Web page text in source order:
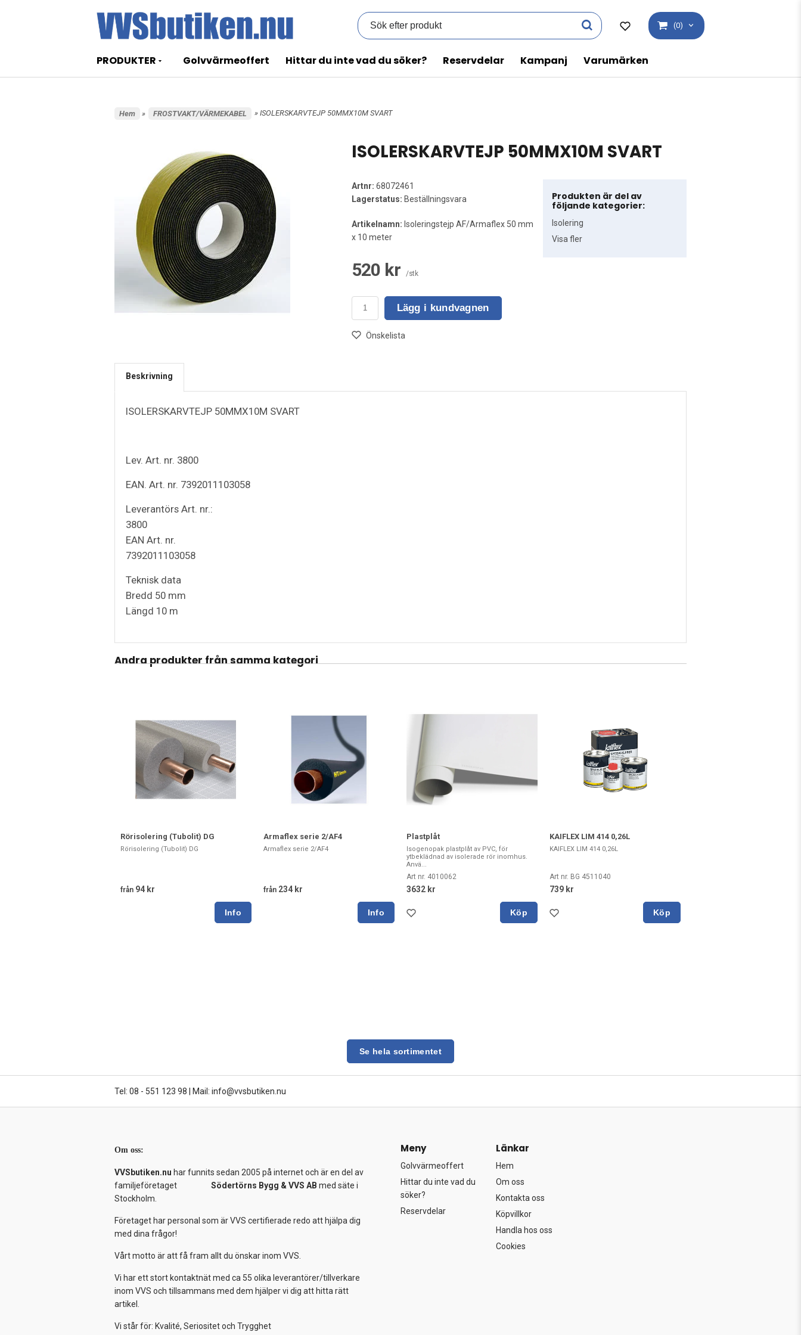
(0)
PRODUKTER Golvvärmeoffert Hittar du inte vad du söker? Reservdelar Kampanj Varumärken
Hem » FROSTVAKT/VÄRMEKABEL » ISOLERSKARVTEJP 50MMX10M SVART
ISOLERSKARVTEJP 50MMX10M SVART
Artnr: 68072461
Lagerstatus: Beställningsvara
Artikelnamn: Isoleringstejp AF/Armaflex 50 mm
x 10 meter
520 kr /stk
Lägg i kundvagnen
Önskelista
Produkten är del av
följande kategorier:
Isolering
Visa fler
Beskrivning
ISOLERSKARVTEJP 50MMX10M SVART
Lev. Art. nr. 3800
EAN. Art. nr. 7392011103058
Leverantörs Art. nr.:
3800
EAN Art. nr.
7392011103058
Teknisk data
Bredd 50 mm
Längd 10 m
Andra produkter från samma kategori
Rörisolering (Tubolit) DG
Rörisolering (Tubolit) DG
från 94 kr
Armaflex serie 2/AF4
Armaflex serie 2/AF4
från 234 kr
Plastplåt
Isogenopak plastplåt av PVC, för
ytbeklädnad av isolerade rör inomhus.
Anvä...
Art nr. 4010062
3632 kr
Köp
KAIFLEX LIM 414 0,26L
KAIFLEX LIM 414 0,26L
Art nr. BG 4511040
739 kr
Köp
Se hela sortimentet
Tel: 08 - 551 123 98 Mail: info@vvsbutiken.nu
Om oss:
VVSbutiken.nu har funnits sedan 2005 på internet och är en del av
familjeföretaget Södertörns Bygg & VVS AB med säte i
Stockholm.
Företaget har personal som är VVS certifierade redo att hjälpa dig
med dina frågor!
Vårt motto är att få fram allt du önskar inom VVS.
Vi har ett stort kontaktnät med ca 55 olika leverantörer/tillverkare
inom VVS och tillsammans med dem hjälper vi dig att hitta rätt
artikel.
Vi står för: Kvalité, Seriositet och Trygghet
Meny
Golvvärmeoffert
Hittar du inte vad du
söker?
Reservdelar
Länkar
Hem
Om oss
Kontakta oss
Köpvillkor
Handla hos oss
Cookies